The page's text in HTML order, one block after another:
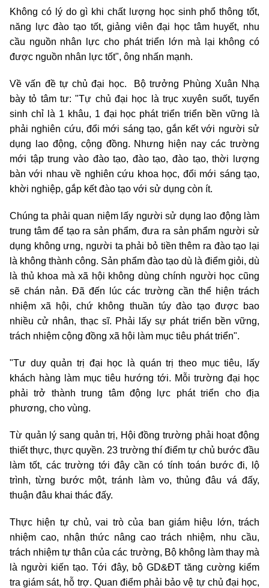
Không có lý do gì khi chất lượng học sinh phổ thông tốt,
năng lực đào tạo tốt, giảng viên đại học tâm huyết, nhu
cầu nguồn nhân lực cho phát triển lớn mà lại không có
được nguồn nhân lực tốt", ông nhấn mạnh.
Về vấn đề tự chủ đại học. Bộ trưởng Phùng Xuân Nhạ
bày tỏ tâm tư: "Tự chủ đại học là trục xuyên suốt, tuyển
sinh chỉ là 1 khâu, 1 đại học phát triển triển bền vững là
phải nghiên cứu, đổi mới sáng tạo, gắn kết với người sử
dụng lao động, cộng đồng. Nhưng hiện nay các trường
mới tập trung vào đào tạo, đào tạo, đào tạo, thời lượng
bàn với nhau về nghiên cứu khoa học, đổi mới sáng tạo,
khời nghiệp, gắp kết đào tạo với sử dụng còn ít.
Chúng ta phải quan niệm lấy người sử dụng lao động làm
trung tâm để tạo ra sản phẩm, đưa ra sản phẩm người sử
dụng không ưng, người ta phải bỏ tiền thêm ra đào tạo lại
là không thành công. Sản phẩm đào tạo dù là điểm giỏi, dù
là thủ khoa mà xã hội không dùng chính người học cũng
sẽ chán nản. Đã đến lúc các trường cần thể hiện trách
nhiệm xã hội, chứ không thuần túy đào tạo được bao
nhiều cử nhân, thạc sĩ. Phải lấy sự phát triển bền vững,
trách nhiệm cộng đồng xã hội làm mục tiêu phát triển".
"Tư duy quản trị đại học là quán trị theo mục tiêu, lấy
khách hàng làm mục tiêu hướng tới. Mỗi trường đại học
phải trở thành trung tâm động lực phát triển cho địa
phương, cho vùng.
Từ quản lý sang quản trị, Hội đồng trường phải hoạt động
thiết thực, thực quyền. 23 trường thí điểm tự chủ bước đầu
làm tốt, các trường tới đây cần có tính toán bước đi, lộ
trình, từng bước một, tránh làm vo, thủng đâu vá đấy,
thuận đâu khai thác đấy.
Thực hiện tự chủ, vai trò của ban giám hiệu lớn, trách
nhiệm cao, nhận thức nâng cao trách nhiệm, nhu cầu,
trách nhiệm tự thân của các trường, Bộ không làm thay mà
là người kiến tạo. Tới đây, bộ GD&ĐT tăng cường kiểm
tra giám sát, hỗ trợ. Quan điểm phải bảo vệ tự chủ đại học,